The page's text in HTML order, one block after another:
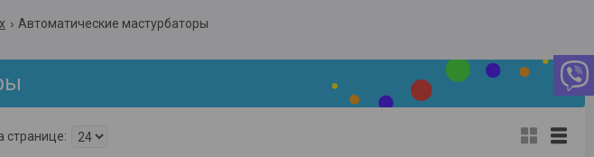
Автоматические мастурбаторы